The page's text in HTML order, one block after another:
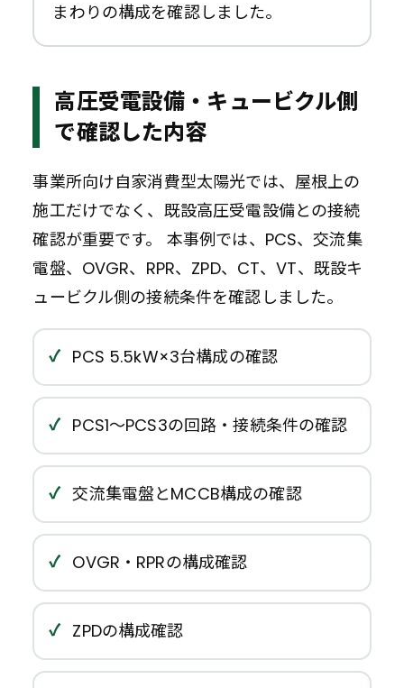
まわりの構成を確認しました。
高圧受電設備・キュービクル側
で確認した内容
事業所向け自家消費型太陽光では、屋根上の
施工だけでなく、既設高圧受電設備との接続
確認が重要です。 本事例では、PCS、交流集
電盤、OVGR、RPR、ZPD、CT、VT、既設キ
ュービクル側の接続条件を確認しました。
PCS 5.5kW×3台構成の確認
PCS1〜PCS3の回路・接続条件の確認
交流集電盤とMCCB構成の確認
OVGR・RPRの構成確認
ZPDの構成確認